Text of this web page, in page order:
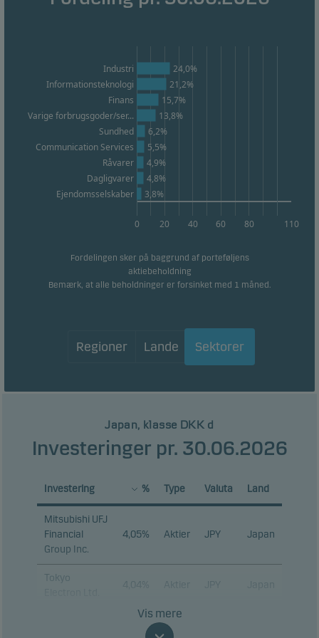
0 20 40 60 80 110
Industri
Informationsteknologi
Finans
Varige forbrugsgoder/ser...
Sundhed
Communication Services
Råvarer
Dagligvarer
Ejendomsselskaber
24,0%
21,2%
15,7%
13,8%
6,2%
5,5%
4,9%
4,8%
3,8%
Fordelingen sker på baggrund af porteføljens
aktiebeholdning
Bemærk, at alle beholdninger er forsinket med 1 måned.
Regioner Lande Sektorer
Japan, klasse DKK d
Investeringer pr. 30.06.2026
Investering % Type Valuta Land
Mitsubishi UFJ
Financial
Group Inc.
4,05% Aktier JPY Japan
Tokyo
4,04% Aktier JPY
Vis mere
(din enhed) og profilere din adfærd, så vi kan levere
det mest relevante indhold til dig.